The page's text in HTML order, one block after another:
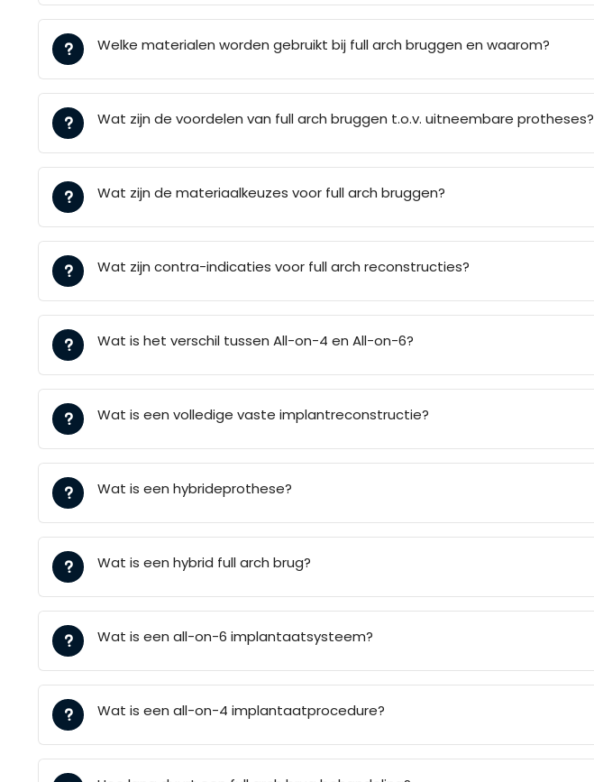
Welke materialen worden gebruikt bij full arch bruggen en waarom?
Wat zijn de voordelen van full arch bruggen t.o.v. uitneembare protheses?
Wat zijn de materiaalkeuzes voor full arch bruggen?
Wat zijn contra-indicaties voor full arch reconstructies?
Wat is het verschil tussen All-on-4 en All-on-6?
Wat is een volledige vaste implantreconstructie?
Wat is een hybrideprothese?
Wat is een hybrid full arch brug?
Wat is een all-on-6 implantaatsysteem?
Wat is een all-on-4 implantaatprocedure?